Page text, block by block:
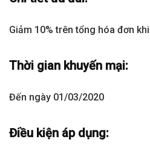
Giảm 10% trên tổng hóa đơn
Thời gian khuyến mại:
Đến ngày 01/03/2020
Điều kiện áp dụng: